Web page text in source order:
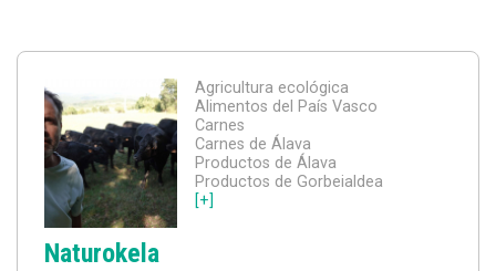
Agricultura ecológica
Alimentos del País Vasco
Carnes
Carnes de Álava
Productos de Álava
Productos de Gorbeialdea
[+]
Naturokela